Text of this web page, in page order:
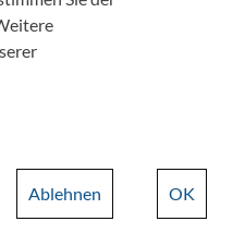
OK
Ablehnen